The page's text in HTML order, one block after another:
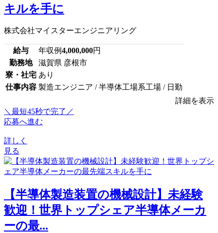
キルを手に
株式会社マイスターエンジニアリング
給与 年収例4,000,000円
勤務地
滋賀県 彦根市
寮・社宅 あり
仕事内容 製造エンジニア / 半導体工場系工場 / 日勤
詳細を表示
＼最短45秒で完了／
応募へ進む
詳しく
見る
【半導体製造装置の機械設計】未経験
歓迎！世界トップシェア半導体メーカ
ーの最...